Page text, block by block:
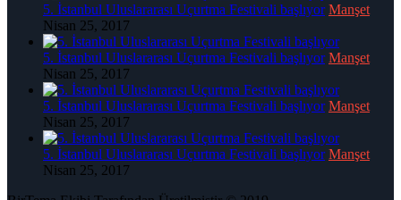
5. İstanbul Uluslararası Uçurtma Festivali başlıyor Manşet
Nisan 25, 2017
5. İstanbul Uluslararası Uçurtma Festivali başlıyor Manşet
Nisan 25, 2017
5. İstanbul Uluslararası Uçurtma Festivali başlıyor Manşet
Nisan 25, 2017
5. İstanbul Uluslararası Uçurtma Festivali başlıyor Manşet
Nisan 25, 2017